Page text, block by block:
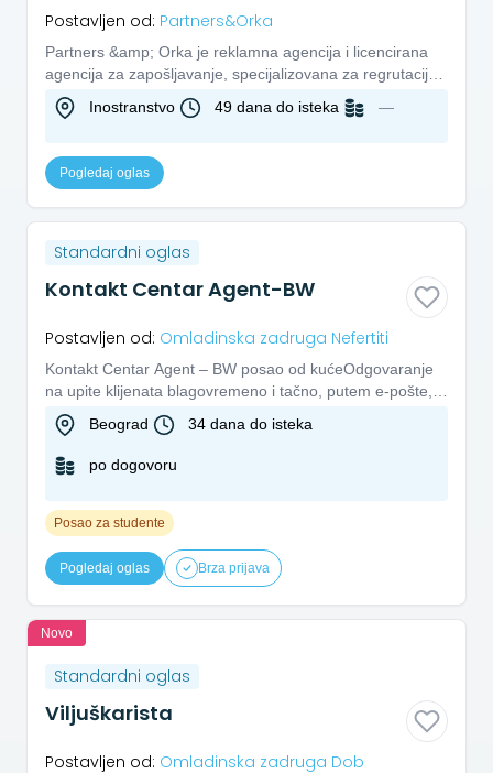
Postavljen od: Partners&Orka
Partners &amp; Orka je reklamna agencija i licencirana
agencija za zapošljavanje, specijalizovana za regrutaciju i
selek...
Inostranstvo 49 dana do isteka —
Pogledaj oglas
Standardni oglas
Kontakt Centar Agent-BW
Postavljen od: Omladinska zadruga Nefertiti
Kontakt Centar Agent – BW posao od kućeOdgovaranje
na upite klijenata blagovremeno i tačno, putem e-pošte,
lajv četa, te...
Beograd 34 dana do isteka
po dogovoru
Posao za studente
Pogledaj oglas Brza prijava
Novo
Standardni oglas
Viljuškarista
Postavljen od: Omladinska zadruga Dob